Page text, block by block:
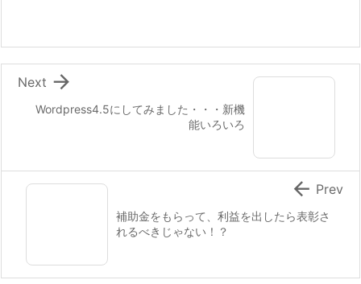
Wordpress4.5にしてみました・・・新機
能いろいろ

Next
補助金をもらって、利益を出したら表彰さ
れるべきじゃない！？
 Prev